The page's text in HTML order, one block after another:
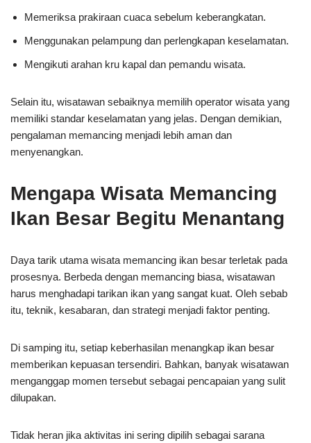
Memeriksa prakiraan cuaca sebelum keberangkatan.
Menggunakan pelampung dan perlengkapan keselamatan.
Mengikuti arahan kru kapal dan pemandu wisata.
Selain itu, wisatawan sebaiknya memilih operator wisata yang
memiliki standar keselamatan yang jelas. Dengan demikian,
pengalaman memancing menjadi lebih aman dan
menyenangkan.
Mengapa Wisata Memancing
Ikan Besar Begitu Menantang
Daya tarik utama wisata memancing ikan besar terletak pada
prosesnya. Berbeda dengan memancing biasa, wisatawan
harus menghadapi tarikan ikan yang sangat kuat. Oleh sebab
itu, teknik, kesabaran, dan strategi menjadi faktor penting.
Di samping itu, setiap keberhasilan menangkap ikan besar
memberikan kepuasan tersendiri. Bahkan, banyak wisatawan
menganggap momen tersebut sebagai pencapaian yang sulit
dilupakan.
Tidak heran jika aktivitas ini sering dipilih sebagai sarana